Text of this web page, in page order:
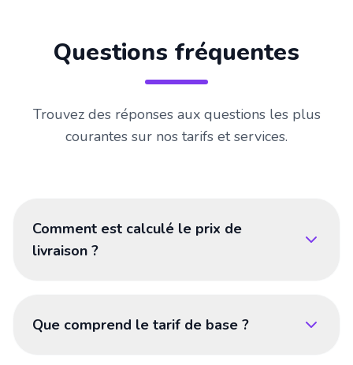
Questions fréquentes
Trouvez des réponses aux questions les plus
courantes sur nos tarifs et services.
Comment est calculé le prix de
livraison ?
Que comprend le tarif de base ?